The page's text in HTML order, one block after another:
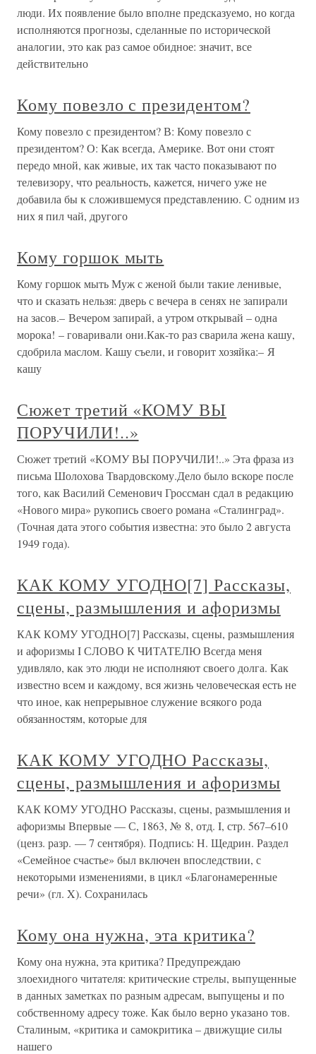
люди. Их появление было вполне предсказуемо, но когда
исполняются прогнозы, сделанные по исторической
аналогии, это как раз самое обидное: значит, все
действительно
Кому повезло с президентом?
Кому повезло с президентом? В: Кому повезло с
президентом? О: Как всегда, Америке. Вот они стоят
передо мной, как живые, их так часто показывают по
телевизору, что реальность, кажется, ничего уже не
добавила бы к сложившемуся представлению. С одним из
них я пил чай, другого
Кому горшок мыть
Кому горшок мыть Муж с женой были такие ленивые,
что и сказать нельзя: дверь с вечера в сенях не запирали
на засов.– Вечером запирай, а утром открывай – одна
морока! – говаривали они.Как-то раз сварила жена кашу,
сдобрила маслом. Кашу съели, и говорит хозяйка:– Я
кашу
Сюжет третий «КОМУ ВЫ
ПОРУЧИЛИ!..»
Сюжет третий «КОМУ ВЫ ПОРУЧИЛИ!..» Эта фраза из
письма Шолохова Твардовскому.Дело было вскоре после
того, как Василий Семенович Гроссман сдал в редакцию
«Нового мира» рукопись своего романа «Сталинград».
(Точная дата этого события известна: это было 2 августа
1949 года).
КАК КОМУ УГОДНО[7] Рассказы,
сцены, размышления и афоризмы
КАК КОМУ УГОДНО[7] Рассказы, сцены, размышления
и афоризмы I СЛОВО К ЧИТАТЕЛЮ Всегда меня
удивляло, как это люди не исполняют своего долга. Как
известно всем и каждому, вся жизнь человеческая есть не
что иное, как непрерывное служение всякого рода
обязанностям, которые для
КАК КОМУ УГОДНО Рассказы,
сцены, размышления и афоризмы
КАК КОМУ УГОДНО Рассказы, сцены, размышления и
афоризмы Впервые — С, 1863, № 8, отд. I, стр. 567–610
(ценз. разр. — 7 сентября). Подпись: Н. Щедрин. Раздел
«Семейное счастье» был включен впоследствии, с
некоторыми изменениями, в цикл «Благонамеренные
речи» (гл. X). Сохранилась
Кому она нужна, эта критика?
Кому она нужна, эта критика? Предупреждаю
злоехидного читателя: критические стрелы, выпущенные
в данных заметках по разным адресам, выпущены и по
собственному адресу тоже. Как было верно указано тов.
Сталиным, «критика и самокритика – движущие силы
нашего